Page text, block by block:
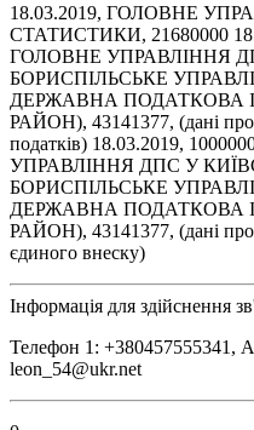
18.03.2019, ГОЛОВНЕ
СТАТИСТИКИ, 21680000
ГОЛОВНЕ УПРАВЛІННЯ
БОРИСПІЛЬСЬКЕ
ДЕРЖАВНА ПОДАТКОВА
РАЙОН), 43141377, (дані про
податків) 18.03.2019,
УПРАВЛІННЯ ДПС У
БОРИСПІЛЬСЬКЕ
ДЕРЖАВНА ПОДАТКОВА
РАЙОН), 43141377, (дані про
єдиного внеску)
Інформація для здійснення
Телефон 1: +380457555341,
leon_54@ukr.net